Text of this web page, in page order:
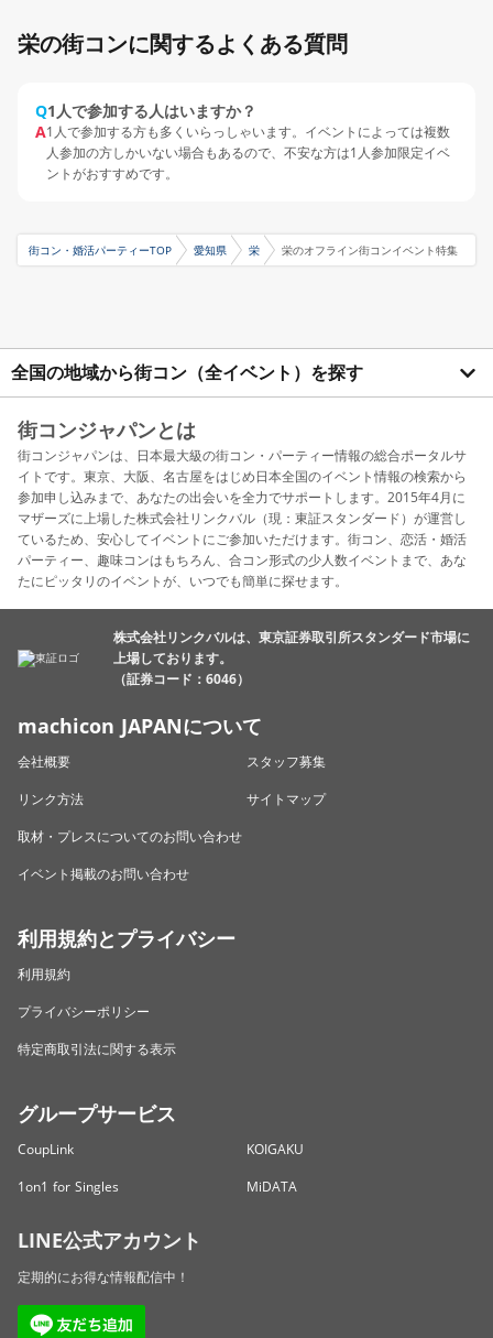
栄の街コンに関するよくある質問
Q1人で参加する人はいますか？
A1人で参加する方も多くいらっしゃいます。イベントによっては複数
人参加の方しかいない場合もあるので、不安な方は1人参加限定イベ
ントがおすすめです。
街コン・婚活パーティーTOP 愛知県 栄 栄のオフライン街コンイベント特集
全国の地域から街コン（全イベント）を探す
街コンジャパンとは
街コンジャパンは、日本最大級の街コン・パーティー情報の総合ポータルサ
イトです。東京、大阪、名古屋をはじめ日本全国のイベント情報の検索から
参加申し込みまで、あなたの出会いを全力でサポートします。2015年4月に
マザーズに上場した株式会社リンクバル（現：東証スタンダード）が運営し
ているため、安心してイベントにご参加いただけます。街コン、恋活・婚活
パーティー、趣味コンはもちろん、合コン形式の少人数イベントまで、あな
たにピッタリのイベントが、いつでも簡単に探せます。
株式会社リンクバルは、東京証券取引所スタンダード市場に
上場しております。
（証券コード：6046）
machicon JAPANについて
会社概要
スタッフ募集
リンク方法
サイトマップ
取材・プレスについてのお問い合わせ
イベント掲載のお問い合わせ
利用規約とプライバシー
利用規約
プライバシーポリシー
特定商取引法に関する表示
グループサービス
CoupLink
KOIGAKU
1on1 for Singles
MiDATA
LINE公式アカウント
定期的にお得な情報配信中！